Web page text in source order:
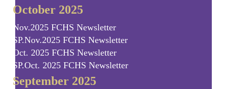
October 2025
Nov.2025 FCHS Newsletter
SP.Nov.2025 FCHS Newsletter
Oct. 2025 FCHS Newsletter
SP.Oct. 2025 FCHS Newsletter
September 2025